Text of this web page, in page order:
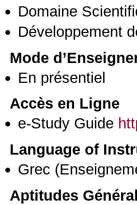
Domaine
Développement
Mode
En présentiel
Accès en Ligne
e-Study Guide
Language of
Grec
Aptitudes